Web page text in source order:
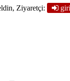
Ziyaretçi: